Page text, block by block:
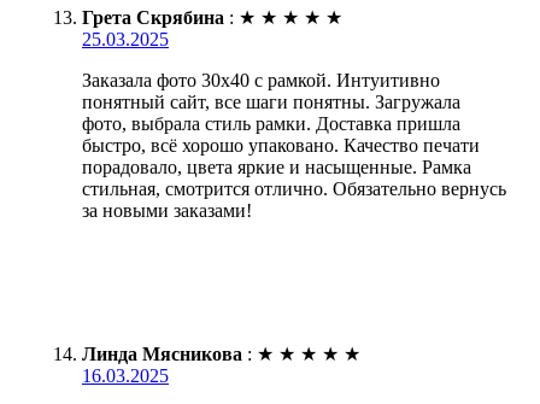
Грета Скрябина : ★ ★ ★ ★ ★
25.03.2025
Заказала фото 30х40 с рамкой. Интуитивно
понятный сайт, все шаги понятны. Загружала
фото, выбрала стиль рамки. Доставка пришла
быстро, всё хорошо упаковано. Качество печати
порадовало, цвета яркие и насыщенные. Рамка
стильная, смотрится отлично. Обязательно вернусь
за новыми заказами!
Линда Мясникова : ★ ★ ★ ★ ★
16.03.2025